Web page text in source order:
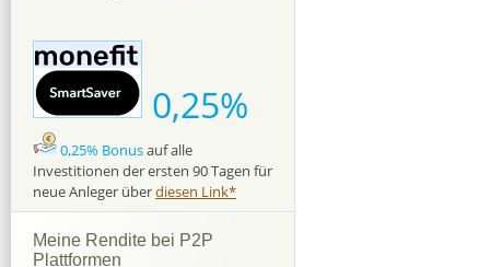
0,25%
0,25% Bonusauf alle
Investitionen der ersten 90 Tagen für
neue Anleger überdiesen Link*
Meine Rendite bei P2P
Plattformen